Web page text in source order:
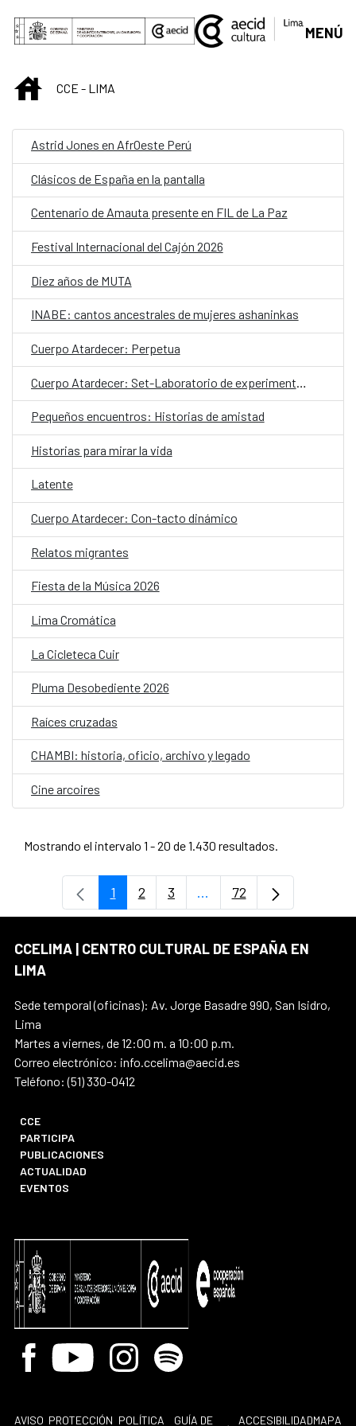
Saltar al contenido principal
MENÚ
INICIOCCE - LIMA
Astrid Jones en AfrOeste Perú
Clásicos de España en la pantalla
Centenario de Amauta presente en FIL de La Paz
Festival Internacional del Cajón 2026
Diez años de MUTA
INABE: cantos ancestrales de mujeres ashaninkas
Cuerpo Atardecer: Perpetua
Pequeños encuentros: Historias de amistad
Historias para mirar la vida
Latente
Cuerpo Atardecer: Con-tacto dinámico
Relatos migrantes
Fiesta de la Música 2026
Lima Cromática
La Cicleteca Cuir
Pluma Desobediente 2026
Raíces cruzadas
CHAMBI: historia, oficio, archivo y legado
Cine arcoires
Mostrando el intervalo 1 - 20 de 1.430 resultados.
Página
1 Página
2 Página
3 ...Páginas intermedias
Página
72
CCELIMA | CENTRO CULTURAL DE ESPAÑA EN
LIMA
Sede temporal (oficinas): Av. Jorge Basadre 990, San Isidro,
Lima
Martes a viernes, de 12:00 m. a 10:00 p.m.
Correo electrónico: info.ccelima@aecid.es
Teléfono: (51) 330-0412
CCE
PARTICIPA
PUBLICACIONES
ACTUALIDAD
EVENTOS
Facebook
Youtube InstagramSpotify
AVISO PROTECCIÓN POLÍTICA
GUÍA DE
ACCESIBILIDADMAPA